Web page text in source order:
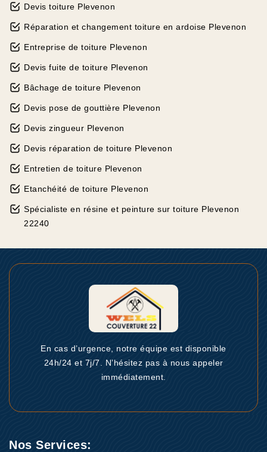
Devis toiture Plevenon
Réparation et changement toiture en ardoise Plevenon
Entreprise de toiture Plevenon
Devis fuite de toiture Plevenon
Bâchage de toiture Plevenon
Devis pose de gouttière Plevenon
Devis zingueur Plevenon
Devis réparation de toiture Plevenon
Entretien de toiture Plevenon
Etanchéité de toiture Plevenon
Spécialiste en résine et peinture sur toiture Plevenon
22240
En cas d’urgence, notre équipe est disponible
24h/24 et 7j/7. N’hésitez pas à nous appeler
immédiatement.
Nos Services: